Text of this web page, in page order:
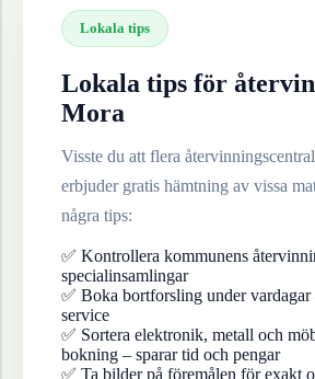
Lokala tips
Lokala tips för
Mora
Visste du att flera
erbjuder gratis hämtning av vissa
några tips:
✅ Kontrollera kommunens
specialinsamlingar
✅ Boka bortforsling under vardagar
service
✅ Sortera elektronik, metall och
bokning – sparar tid och pengar
✅ Ta bilder på föremålen för exakt